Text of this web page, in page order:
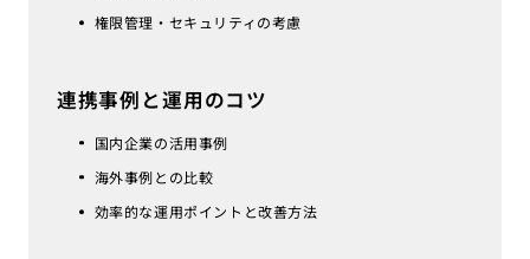
権限管理・セキュリティの考慮
連携事例と運用のコツ
国内企業の活用事例
海外事例との比較
効率的な運用ポイントと改善方法